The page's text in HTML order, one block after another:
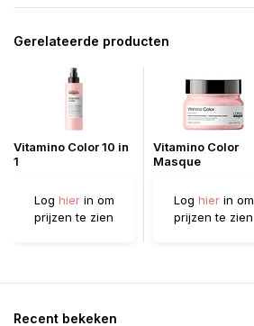
Gerelateerde producten
Vitamino Color 10 in
1
Log hierin om
prijzen te zien
Vitamino Color
Masque
Log hierin om
prijzen te zien
Recent bekeken